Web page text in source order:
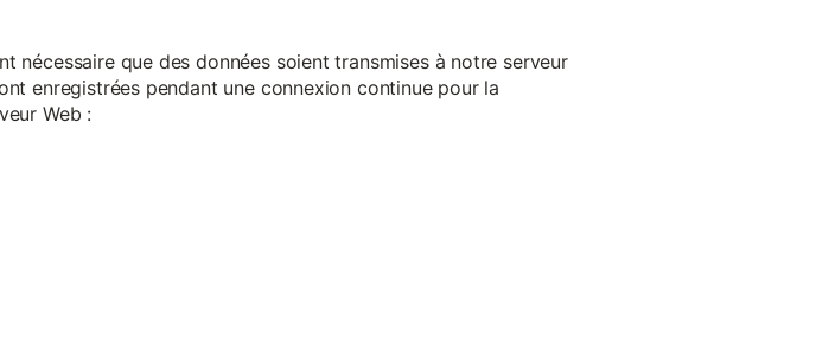
nécessaire que des données soient transmises à notre serveur
enregistrées pendant une connexion continue pour la
Web :